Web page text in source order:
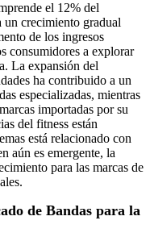
el 12% del
un crecimiento gradual
de los ingresos
consumidores a explorar
La expansión del
ha contribuido a un
especializadas, mientras
importadas por su
del fitness están
está relacionado con
aún es emergente, la
para las marcas de
de Bandas para la